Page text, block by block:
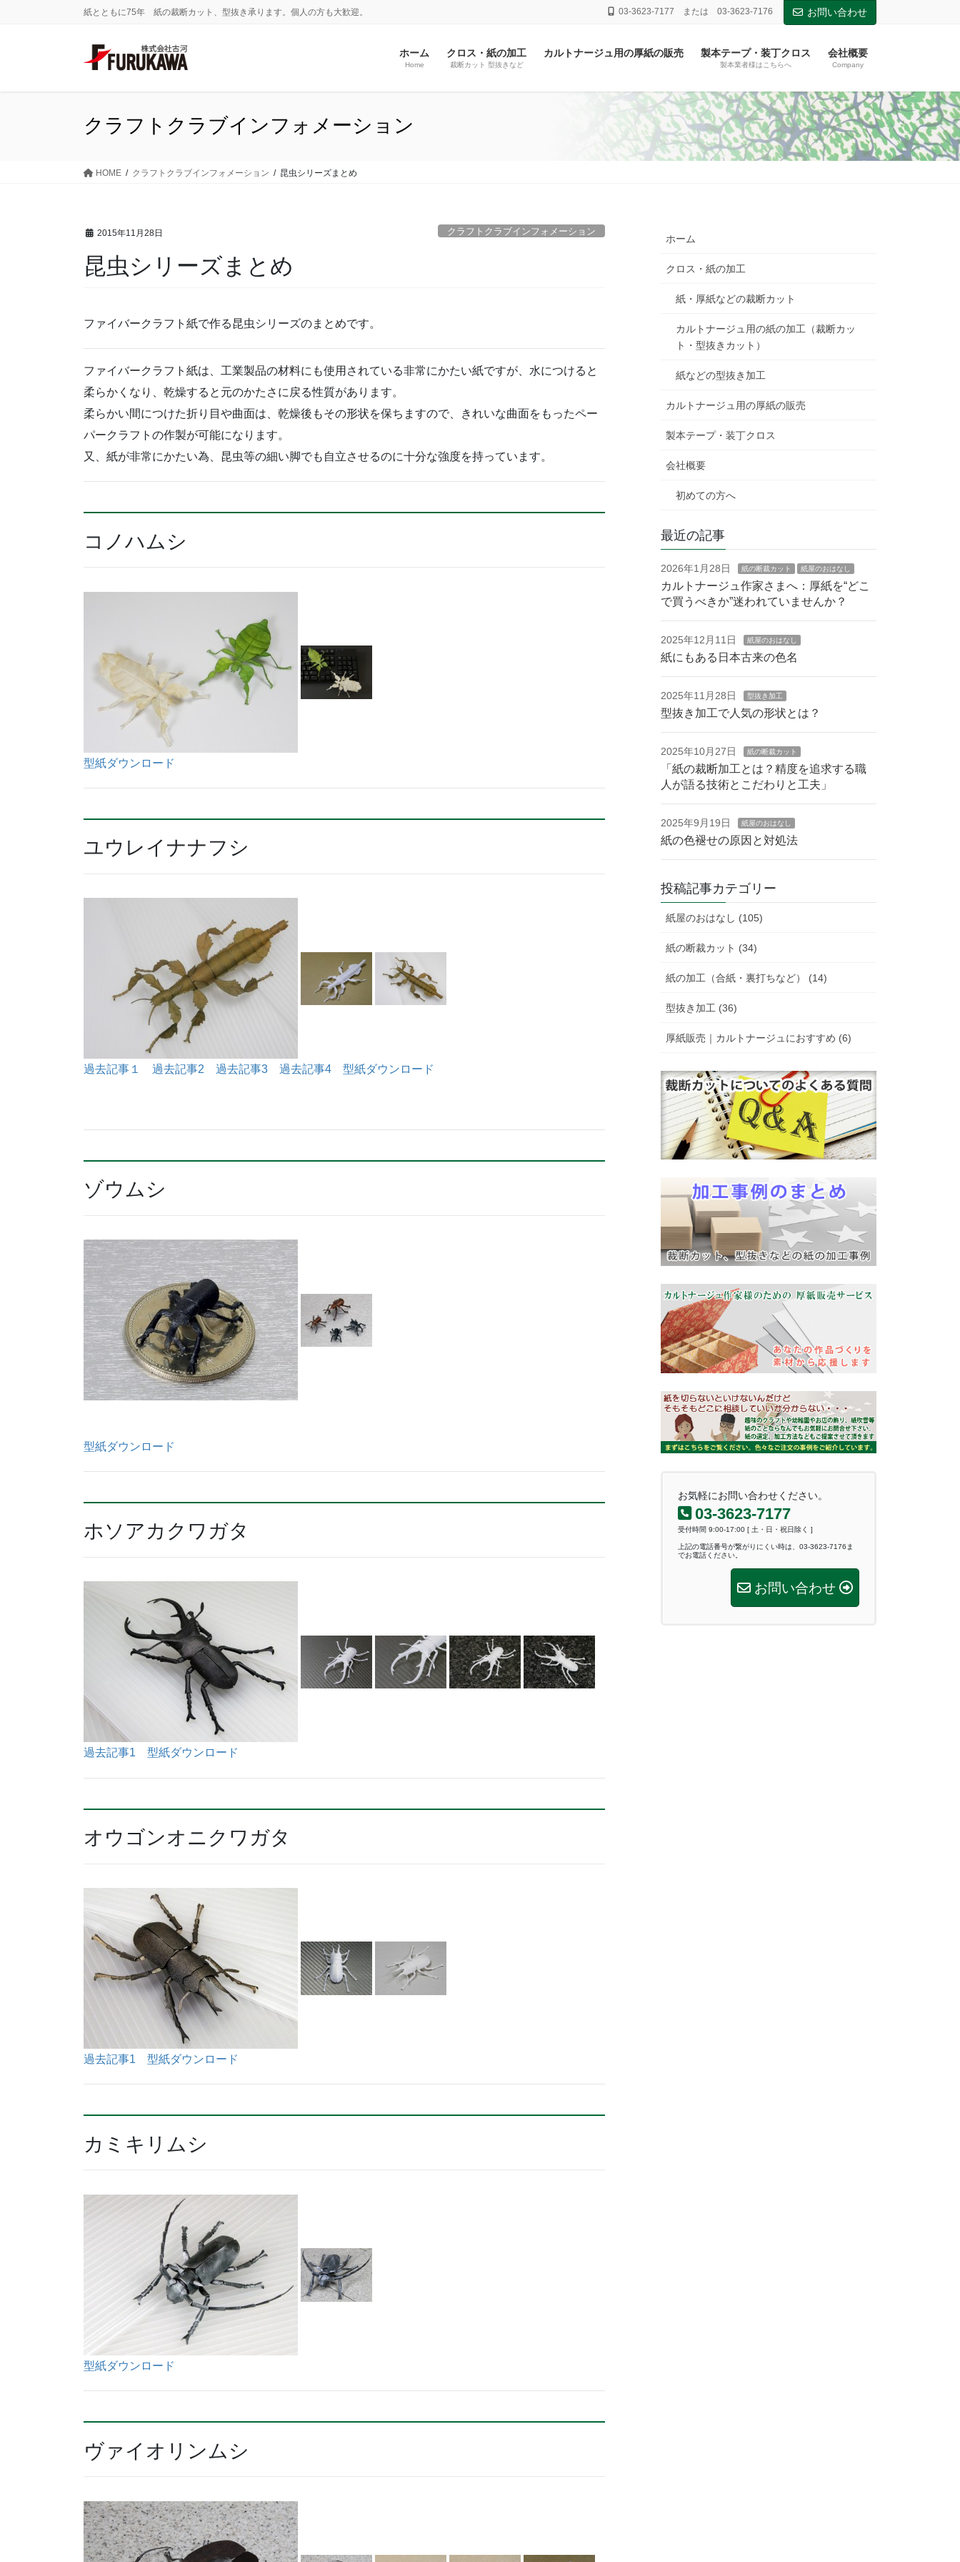
紙とともに75年 紙の裁断カット、型抜き承ります。個人の方も大歓迎。 03-3623-7177 または 03-3623-7176 お問い合わせ
ホーム
Home
クロス・紙の加工
裁断カット 型抜きなど
カルトナージュ用の厚紙の販売 製本テープ・装丁クロス
製本業者様はこちらへ
会社概要
Company
クラフトクラブインフォメーション
HOME クラフトクラブインフォメーション 昆虫シリーズまとめ
2015年11月28日 クラフトクラブインフォメーション
昆虫シリーズまとめ
ファイバークラフト紙で作る昆虫シリーズのまとめです。
ファイバークラフト紙は、工業製品の材料にも使用されている非常にかたい紙ですが、水につけると
柔らかくなり、乾燥すると元のかたさに戻る性質があります。
柔らかい間につけた折り目や曲面は、乾燥後もその形状を保ちますので、きれいな曲面をもったペー
パークラフトの作製が可能になります。
又、紙が非常にかたい為、昆虫等の細い脚でも自立させるのに十分な強度を持っています。
コノハムシ
型紙ダウンロード
ユウレイナナフシ
過去記事１ 過去記事2 過去記事3 過去記事4 型紙ダウンロード
ゾウムシ
型紙ダウンロード
ホソアカクワガタ
過去記事1 型紙ダウンロード
オウゴンオニクワガタ
過去記事1 型紙ダウンロード
カミキリムシ
型紙ダウンロード
ヴァイオリンムシ
ホーム
クロス・紙の加工
紙・厚紙などの裁断カット
カルトナージュ用の紙の加工（裁断カッ
ト・型抜きカット）
紙などの型抜き加工
カルトナージュ用の厚紙の販売
製本テープ・装丁クロス
会社概要
初めての方へ
最近の記事
2026年1月28日 紙の断裁カット 紙屋のおはなし
カルトナージュ作家さまへ：厚紙を“どこ
で買うべきか”迷われていませんか？
2025年12月11日 紙屋のおはなし
紙にもある日本古来の色名
2025年11月28日 型抜き加工
型抜き加工で人気の形状とは？
2025年10月27日 紙の断裁カット
「紙の裁断加工とは？精度を追求する職
人が語る技術とこだわりと工夫」
2025年9月19日 紙屋のおはなし
紙の色褪せの原因と対処法
投稿記事カテゴリー
紙屋のおはなし (105)
紙の断裁カット (34)
紙の加工（合紙・裏打ちなど） (14)
型抜き加工 (36)
厚紙販売｜カルトナージュにおすすめ (6)
お気軽にお問い合わせください。
03-3623-7177
受付時間 9:00-17:00 [ 土・日・祝日除く ]
上記の電話番号が繋がりにくい時は、03-3623-7176ま
でお電話ください。
お問い合わせ